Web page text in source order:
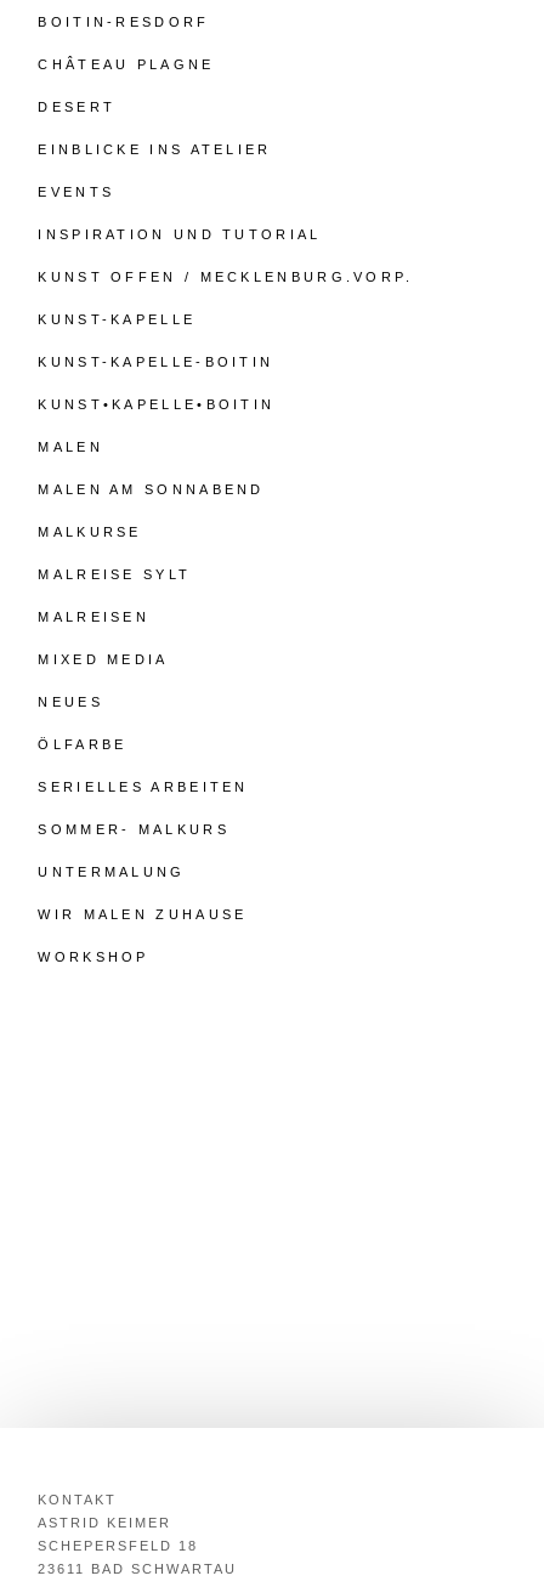
BOITIN-RESDORF
CHÂTEAU PLAGNE
DESERT
EINBLICKE INS ATELIER
EVENTS
INSPIRATION UND TUTORIAL
KUNST OFFEN / MECKLENBURG.VORP.
KUNST-KAPELLE
KUNST-KAPELLE-BOITIN
KUNST•KAPELLE•BOITIN
MALEN
MALEN AM SONNABEND
MALKURSE
MALREISE SYLT
MALREISEN
MIXED MEDIA
NEUES
ÖLFARBE
SERIELLES ARBEITEN
SOMMER- MALKURS
UNTERMALUNG
WIR MALEN ZUHAUSE
WORKSHOP
KONTAKT
ASTRID KEIMER
SCHEPERSFELD 18
23611 BAD SCHWARTAU